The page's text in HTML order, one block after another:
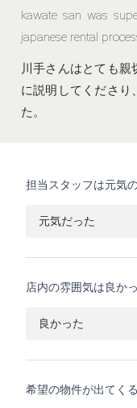
kawate san was
japanese rental
川手さんはとても
に説明してくださり
た。
担当スタッフは元気
元気だった
店内の雰囲気は良か
良かった
希望の物件が出てく